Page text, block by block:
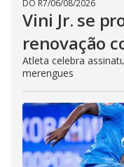
DO R7/06/08/2026
Vini Jr. se
renovação
Atleta celebra
merengues